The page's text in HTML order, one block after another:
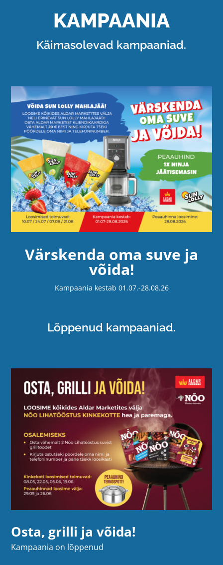
KAMPAANIA
Käimasolevad kampaaniad.
Värskenda oma suve ja
võida!
Kampaania kestab 01.07.-28.08.26
Lõppenud kampaaniad.
Osta, grilli ja võida!
Kampaania on lõppenud